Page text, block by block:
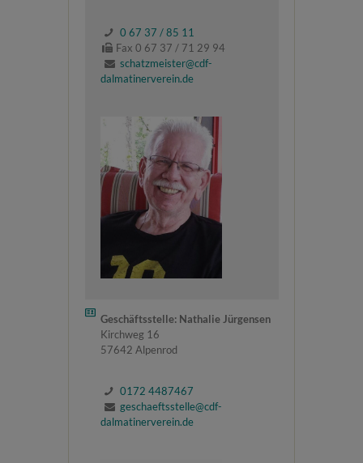
0 67 37 / 85 11
Fax 0 67 37 / 71 29 94
schatzmeister@cdf-
dalmatinerverein.de
Geschäftsstelle: Nathalie Jürgensen
Kirchweg 16
57642 Alpenrod
0172 4487467
geschaeftsstelle@cdf-
dalmatinerverein.de